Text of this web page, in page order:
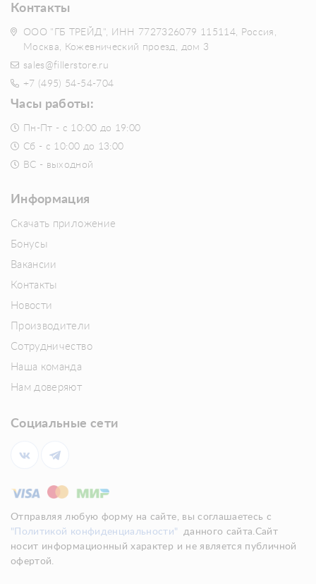
Контакты
ООО "ГБ ТРЕЙД", ИНН 7727326079 115114, Россия,
Москва, Кожевнический проезд, дом 3
sales@fillerstore.ru
+7 (495) 54-54-704
Часы работы:
Пн-Пт - с 10:00 до 19:00
Сб - с 10:00 до 13:00
ВС - выходной
Информация
Скачать приложение
Бонусы
Вакансии
Контакты
Новости
Производители
Сотрудничество
Наша команда
Нам доверяют
Социальные сети
Отправляя любую форму на сайте, вы соглашаетесь с
"Политикой конфиденциальности"
данного сайта.Сайт
носит информационный характер и не является публичной
офертой.